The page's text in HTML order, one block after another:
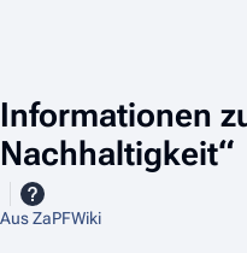
Informationen
Nachhaltigkeit“
Aus ZaPFWiki